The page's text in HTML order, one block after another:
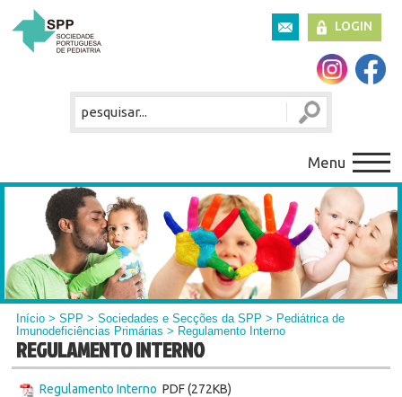
LOGIN
Menu
Início >SPP >Sociedades e Secções da SPP > Pediátrica de
Imunodeficiências Primárias > Regulamento Interno
REGULAMENTO INTERNO
Regulamento Interno PDF (272KB)